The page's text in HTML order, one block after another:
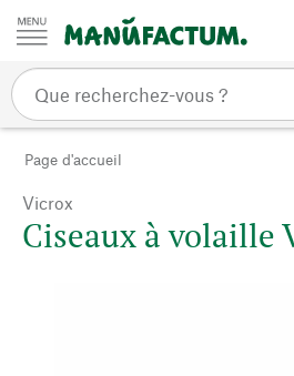
Passer au contenu
Page d'accueil
Vicrox
Ciseaux à volaille